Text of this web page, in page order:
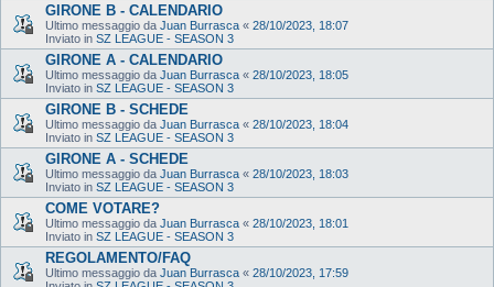
GIRONE B - CALENDARIO
Ultimo messaggio da Juan Burrasca « 28/10/2023, 18:07
Inviato in SZ LEAGUE - SEASON 3
GIRONE A - CALENDARIO
Ultimo messaggio da Juan Burrasca « 28/10/2023, 18:05
Inviato in SZ LEAGUE - SEASON 3
GIRONE B - SCHEDE
Ultimo messaggio da Juan Burrasca « 28/10/2023, 18:04
Inviato in SZ LEAGUE - SEASON 3
GIRONE A - SCHEDE
Ultimo messaggio da Juan Burrasca « 28/10/2023, 18:03
Inviato in SZ LEAGUE - SEASON 3
COME VOTARE?
Ultimo messaggio da Juan Burrasca « 28/10/2023, 18:01
Inviato in SZ LEAGUE - SEASON 3
REGOLAMENTO/FAQ
Ultimo messaggio da Juan Burrasca « 28/10/2023, 17:59